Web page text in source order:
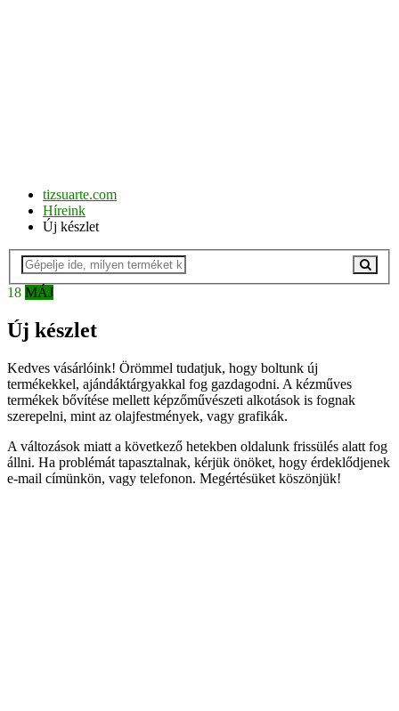
tizsuarte.com
Híreink
Új készlet
18 MÁJ
Új készlet
Kedves vásárlóink! Örömmel tudatjuk, hogy boltunk új
termékekkel, ajándáktárgyakkal fog gazdagodni. A kézműves
termékek bővítése mellett képzőművészeti alkotások is fognak
szerepelni, mint az olajfestmények, vagy grafikák.
A változások miatt a következő hetekben oldalunk frissülés alatt fog
állni. Ha problémát tapasztalnak, kérjük önöket, hogy érdeklődjenek
e-mail címünkön, vagy telefonon. Megértésüket köszönjük!